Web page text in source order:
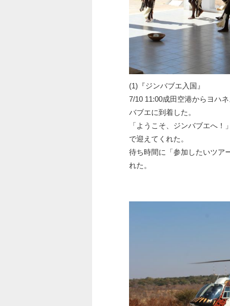
(1)『ジンバブエ入国』
7/10 11:00成田空港からヨハ
バブエに到着した。
「ようこそ、ジンバブエへ
で迎えてくれた。
待ち時間に「参加したいツア
れた。